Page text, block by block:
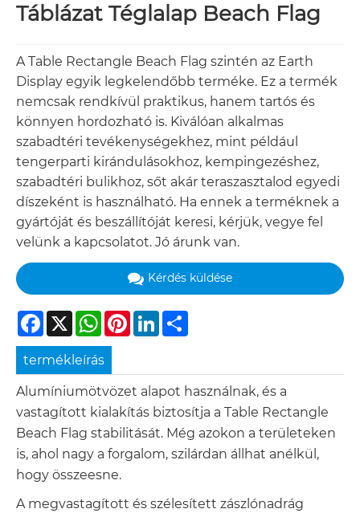
Táblázat Téglalap Beach Flag
A Table Rectangle Beach Flag szintén az Earth
Display egyik legkelendőbb terméke. Ez a termék
nemcsak rendkívül praktikus, hanem tartós és
könnyen hordozható is. Kiválóan alkalmas
szabadtéri tevékenységekhez, mint például
tengerparti kirándulásokhoz, kempingezéshez,
szabadtéri bulikhoz, sőt akár teraszasztalod egyedi
díszeként is használható. Ha ennek a terméknek a
gyártóját és beszállítóját keresi, kérjük, vegye fel
velünk a kapcsolatot. Jó árunk van.
Kérdés küldése
Facebook
X WhatsApp
Pinterest
LinkedIn
termékleírás
Alumíniumötvözet alapot használnak, és a
vastagított kialakítás biztosítja a Table Rectangle
Beach Flag stabilitását. Még azokon a területeken
is, ahol nagy a forgalom, szilárdan állhat anélkül,
hogy összeesne.
A megvastagított és szélesített zászlónadrág